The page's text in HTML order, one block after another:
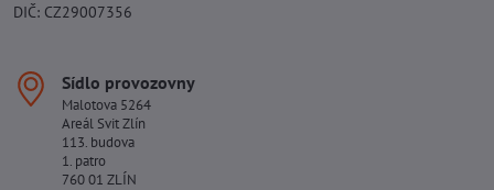
DIČ: CZ29007356
Sídlo provozovny
Malotova 5264
Areál Svit Zlín
113. budova
1. patro
760 01 ZLÍN